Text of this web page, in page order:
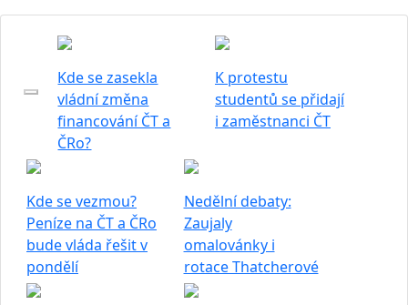
Kde se zasekla
vládní změna
financování ČT a
ČRo?
K protestu
studentů se přidají
i zaměstnanci ČT
Kde se vezmou?
Peníze na ČT a ČRo
bude vláda řešit v
pondělí
Nedělní debaty:
Zaujaly
omalovánky i
rotace Thatcherové